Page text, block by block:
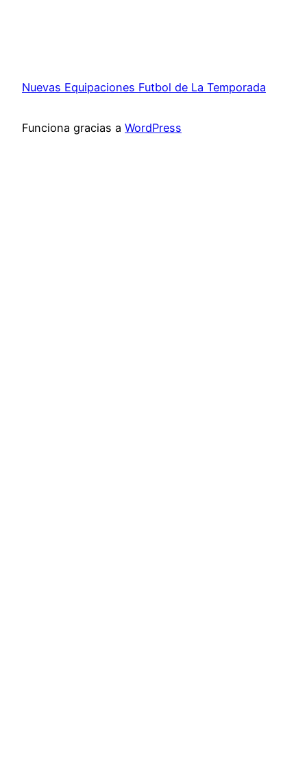
Nuevas Equipaciones Futbol de La Temporada
Funciona gracias a WordPress